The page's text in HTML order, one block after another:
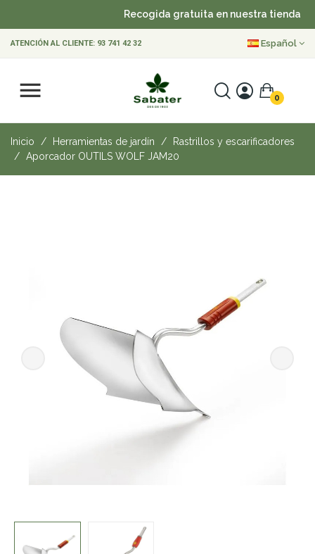
Recogida gratuita en nuestra tienda
ATENCIÓN AL CLIENTE: 93 741 42 32 Español
0
Inicio Herramientas de jardín
Rastrillos y escarificadores
Aporcador OUTILS WOLF JAM20